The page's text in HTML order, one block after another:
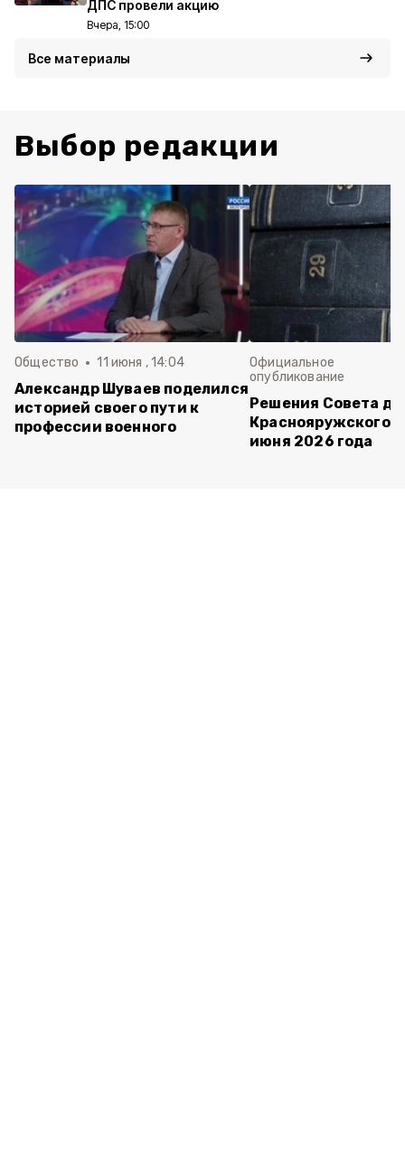
ДПС провели акцию
Вчера, 15:00
Все материалы
Выбор редакции
Общество 11 июня , 14:04
Александр Шуваев поделился
историей своего пути к
профессии военного
Официальное
опубликование
Решения Совета
Краснояружского
июня 2026 года